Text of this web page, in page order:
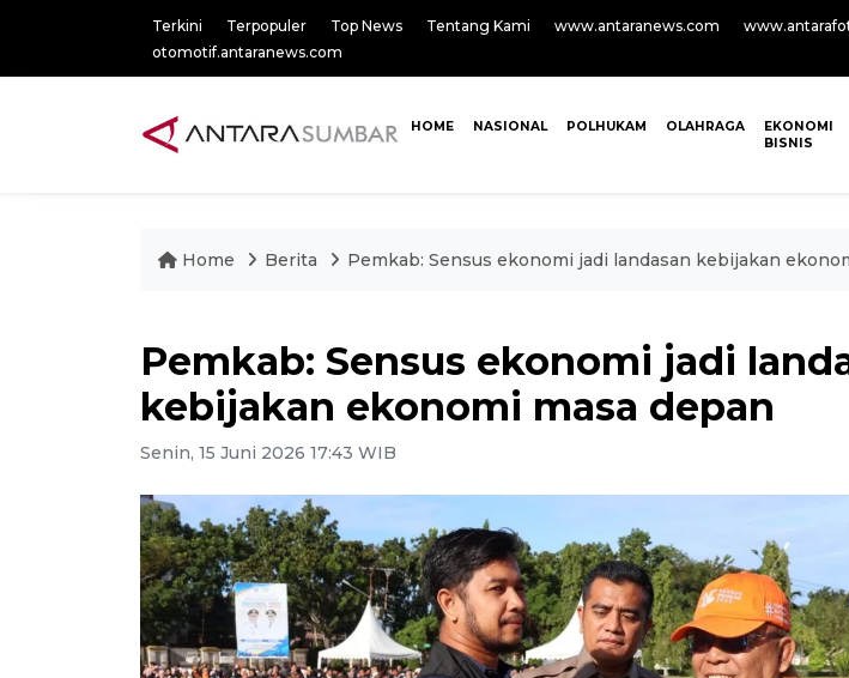
Terkini Terpopuler Top News Tentang Kami www.antaranews.com
otomotif.antaranews.com
HOME NASIONAL POLHUKAM OLAHRAGA
EKONOMI
BISNIS
Home Berita Pemkab: Sensus ekonomi jadi landasan kebijakan
Pemkab: Sensus ekonomi jadi
kebijakan ekonomi masa depan
Senin, 15 Juni 2026 17:43 WIB